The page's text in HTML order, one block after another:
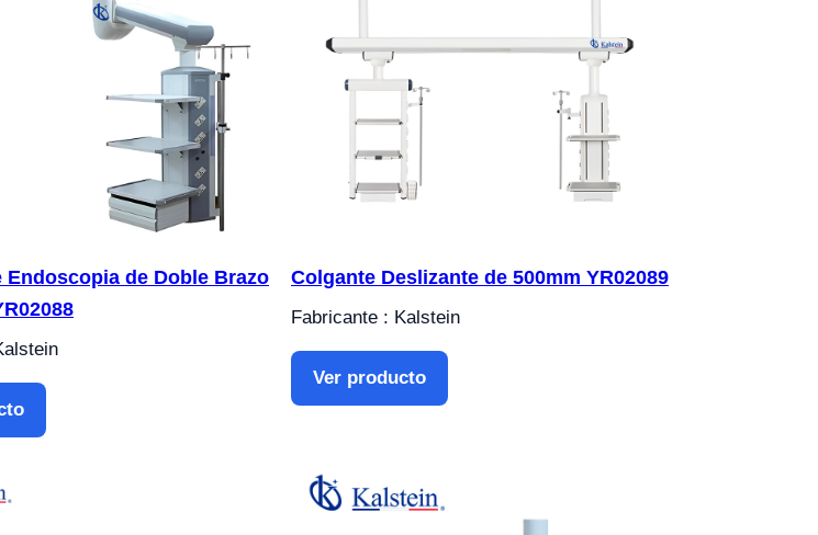
Endoscopia de Doble Brazo
Colgante Deslizante de 500mm YR02089
Fabricante : Kalstein
Ver producto